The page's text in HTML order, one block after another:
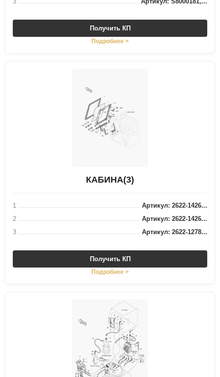
Получить КП
Подробнее >
КАБИНА(3)
1
Артикул: 2622-1426...
2
Артикул: 2622-1426...
3
Артикул: 2622-1278...
Получить КП
Подробнее >